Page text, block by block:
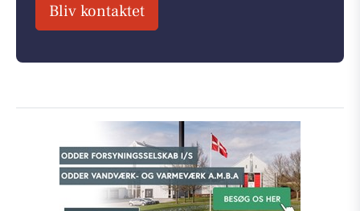
Bliv kontaktet